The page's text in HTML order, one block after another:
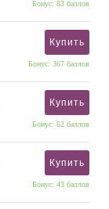
Бонус: 83 баллов
Купить
Бонус: 367 баллов
Купить
Бонус: 62 баллов
Купить
Бонус: 43 баллов